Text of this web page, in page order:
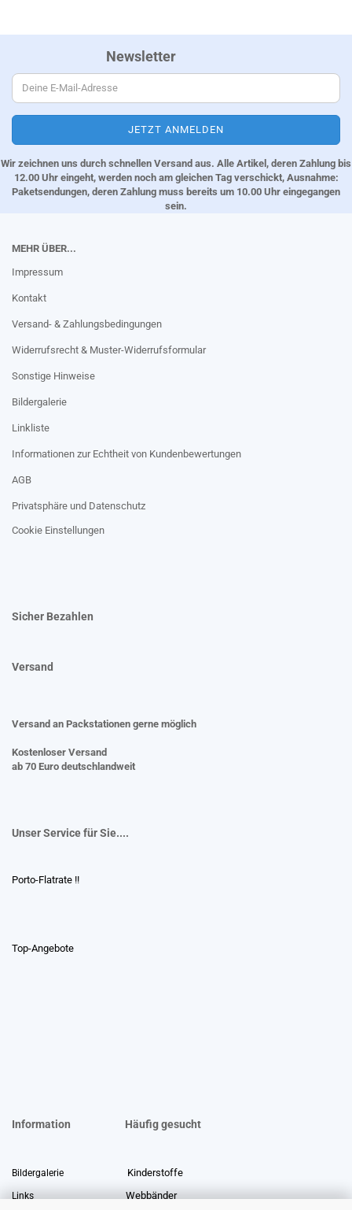
Newsletter
Wir zeichnen uns durch schnellen Versand aus. Alle Artikel, deren Zahlung bis
12.00 Uhr eingeht, werden noch am gleichen Tag verschickt, Ausnahme:
Paketsendungen, deren Zahlung muss bereits um 10.00 Uhr eingegangen
sein.
MEHR ÜBER...
Impressum
Kontakt
Versand- & Zahlungsbedingungen
Widerrufsrecht & Muster-Widerrufsformular
Sonstige Hinweise
Bildergalerie
Linkliste
Informationen zur Echtheit von Kundenbewertungen
AGB
Privatsphäre und Datenschutz
Cookie Einstellungen
Sicher Bezahlen
Versand
Versand an Packstationen gerne möglich
Kostenloser Versand
ab 70 Euro deutschlandweit
Unser Service für Sie....
Porto-Flatrate !!
Top-Angebote
Information Häufig gesucht
Bildergalerie Kinderstoffe
Links Webbänder